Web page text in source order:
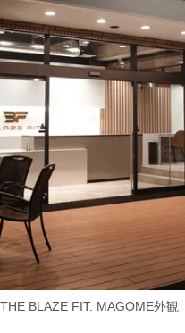
THE BLAZE FIT. MAGOME外観